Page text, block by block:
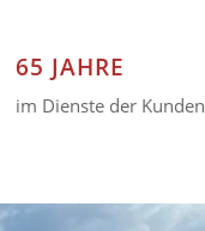
65 JAHRE
im Dienste der Kunden